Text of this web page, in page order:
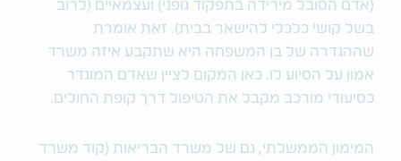
(אדם הסובל מירידה בתפקוד גופני) ועצמאיים (לרוב
בשל קושי כלכלי להישאר בבית). זאת אומרת
שההגדרה של בן המשפחה היא שתקבע איזה משרד
אמון על הסיוע לו. כאן המקום לציין שאדם המוגדר
כסיעודי מורכב מקבל את הטיפול דרך קופת החולים.
המימון הממשלתי, גם של משרד הבריאות (קוד משרד